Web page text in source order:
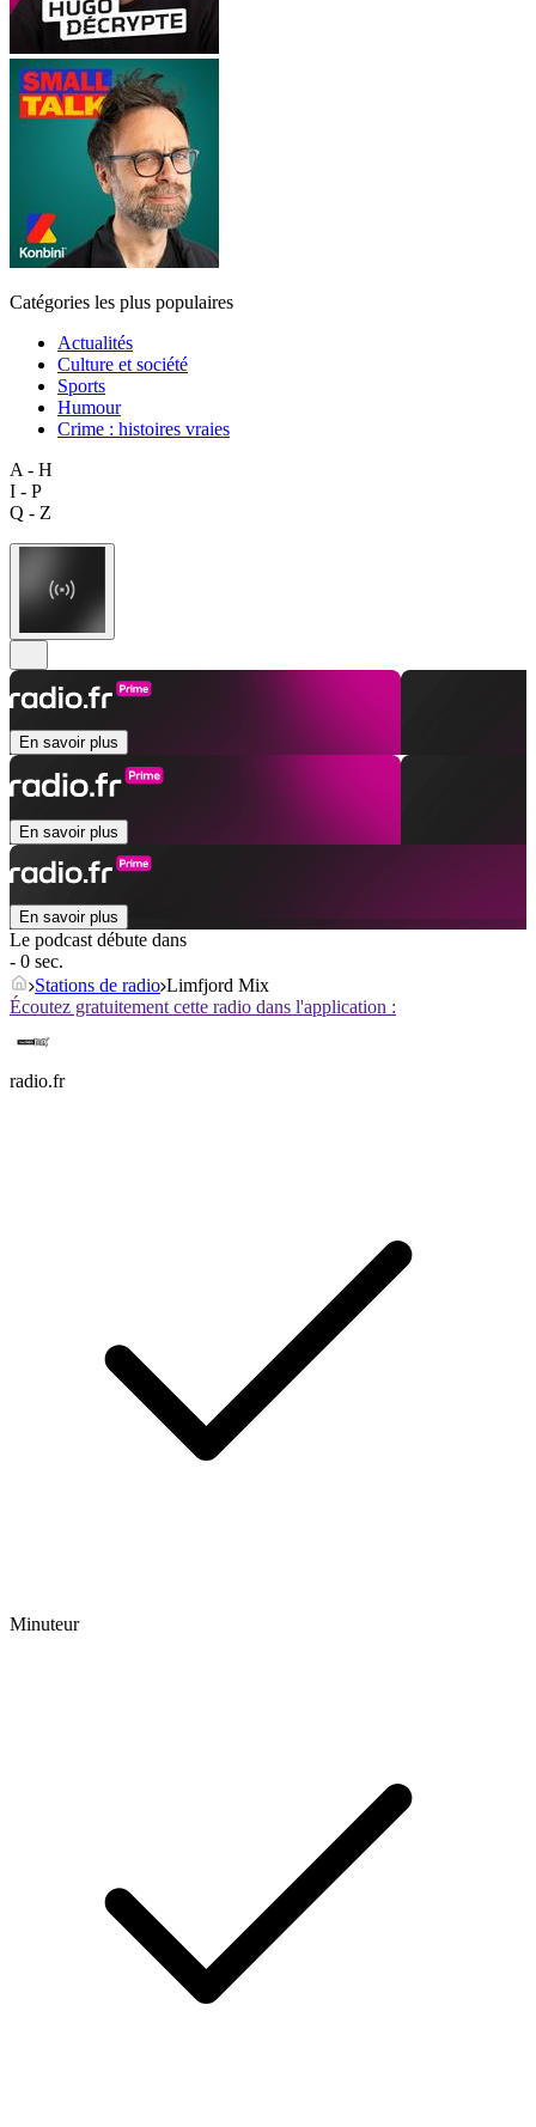
Catégories les plus populaires
Actualités
Culture et société
Sports
Humour
Crime : histoires vraies
A - H
I - P
Q - Z
En savoir plus
En savoir plus
En savoir plus
Le podcast débute dans
- 0 sec.
Stations de radio Limfjord Mix
Écoutez gratuitement cette radio dans l'application :
radio.fr
Minuteur